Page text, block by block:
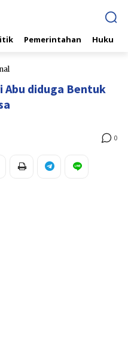
Pemerintahan Hukum
Abu diduga Bentuk
0